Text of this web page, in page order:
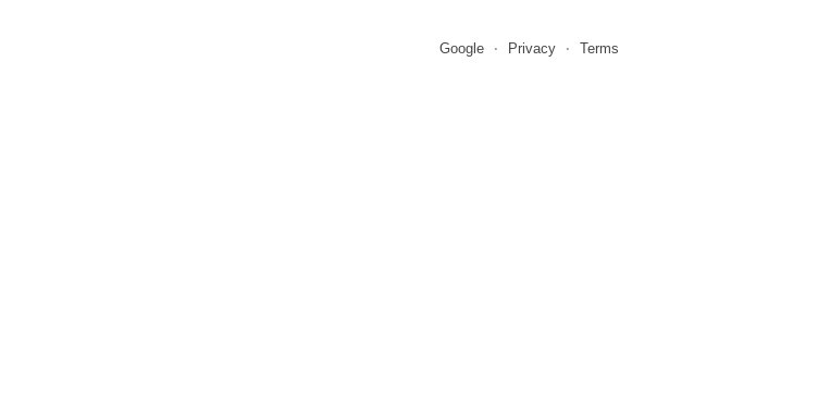
Google Privacy Terms